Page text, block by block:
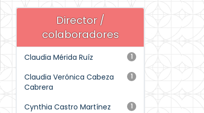
Director /
colaboradores
1
Claudia Mérida Ruíz
1
Claudia Verónica Cabeza
Cabrera
1
Cynthia Castro Martínez